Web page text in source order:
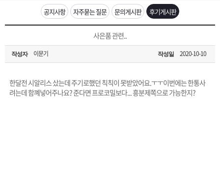
노
하
객
센
마
이
주
[ios앱 오픈]아이폰 고객 앱설치 가능합니다.
[무인택배함 이용 안내] 집 밖에 주소로 택배 받기
입금확인이 안되는 상황을 대비해 꼭 입금후 고객센터 연락바랍니다.
[2026구정 연휴]설 연휴 배송 및 휴무 안내
공지사항 자주묻는 질문 문의게시판 후기게시판
사은품 관련..
작성자 이문기 작성일 2020-10-10
한달전 시알리스 샀는데 주기로했던 칙칙이 못받았어요.ㅜㅜ이번에는 한통사
려는데 함꼐넣어주나요? 준다면 프로코밀보다... 흥분제쪽으로 가능한지?